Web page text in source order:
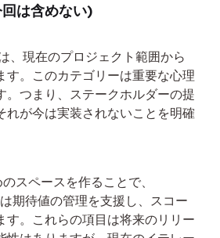
は含めない)
、現在のプロジェクト範囲から
す。このカテゴリーは重要な心理
。つまり、ステークホルダーの提
れが今は実装されないことを明確
スペースを作ることで、
期待値の管理を支援し、スコー
す。これらの項目は将来のリリー